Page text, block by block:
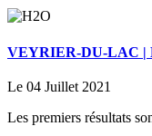
VEYRIER-DU-LAC |
Le 04 Juillet 2021
Les premiers résultats